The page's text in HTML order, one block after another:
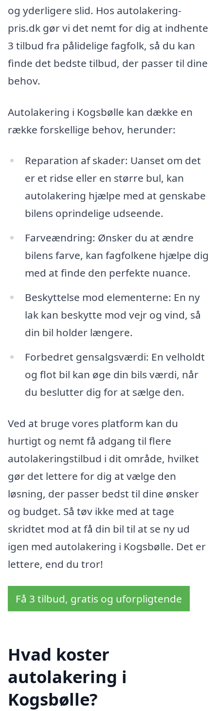
og yderligere slid. Hos autolakering-
pris.dk gør vi det nemt for dig at indhente
3 tilbud fra pålidelige fagfolk, så du kan
finde det bedste tilbud, der passer til dine
behov.
Autolakering i Kogsbølle kan dække en
række forskellige behov, herunder:
Reparation af skader: Uanset om det
er et ridse eller en større bul, kan
autolakering hjælpe med at genskabe
bilens oprindelige udseende.
Farveændring: Ønsker du at ændre
bilens farve, kan fagfolkene hjælpe dig
med at finde den perfekte nuance.
Beskyttelse mod elementerne: En ny
lak kan beskytte mod vejr og vind, så
din bil holder længere.
Forbedret gensalgsværdi: En velholdt
og flot bil kan øge din bils værdi, når
du beslutter dig for at sælge den.
Ved at bruge vores platform kan du
hurtigt og nemt få adgang til flere
autolakeringstilbud i dit område, hvilket
gør det lettere for dig at vælge den
løsning, der passer bedst til dine ønsker
og budget. Så tøv ikke med at tage
skridtet mod at få din bil til at se ny ud
igen med autolakering i Kogsbølle. Det er
lettere, end du tror!
Få 3 tilbud, gratis og uforpligtende
Hvad koster
autolakering i
Kogsbølle?